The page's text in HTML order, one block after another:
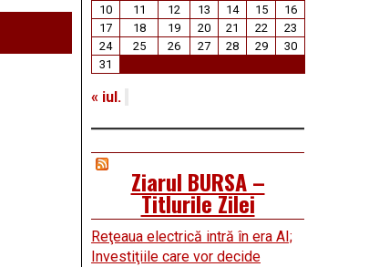
10
11 12 13 14 15
16
17
18 19 20 21 22
23
24
25 26 27 28 29
30
31
« iul.
Ziarul BURSA –
Titlurile Zilei
Reţeaua electrică intră în era AI;
Investiţiile care vor decide